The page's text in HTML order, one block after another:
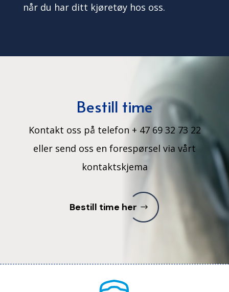
når du har ditt kjøretøy hos oss.
Bestill time
Kontakt oss på telefon + 47 69 32 73 22
eller send oss en forespørsel via vårt
kontaktskjema
Bestill time her